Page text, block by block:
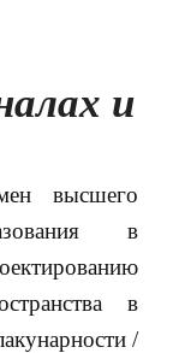
и
высшего
в
в
/